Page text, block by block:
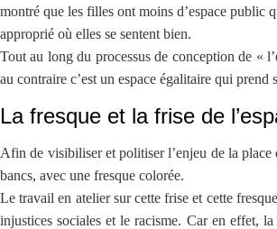
montré que les filles ont moins d’espace public
approprié où elles se sentent bien.
Tout au long du processus de conception de «
au contraire c’est un espace égalitaire qui
La fresque et la frise de
Afin de visibiliser et politiser l’enjeu de la place
bancs, avec une fresque colorée.
Le travail en atelier sur cette frise et cette
injustices sociales et le racisme. Car en effet,